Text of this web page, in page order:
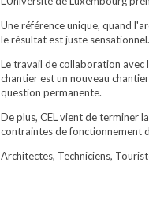
Une référence unique, quand
le résultat est juste sensationnel.
Le travail de collaboration avec
chantier est un nouveau
question permanente.
De plus, CEL vient de terminer
contraintes de fonctionnement
Architectes, Techniciens,